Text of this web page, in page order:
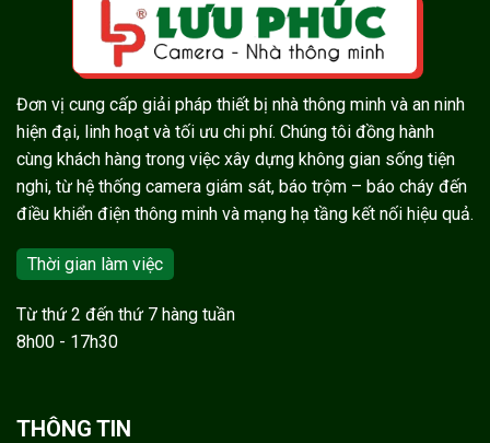
Đơn vị cung cấp giải pháp thiết bị nhà thông minh và an ninh
hiện đại, linh hoạt và tối ưu chi phí. Chúng tôi đồng hành
cùng khách hàng trong việc xây dựng không gian sống tiện
nghi, từ hệ thống camera giám sát, báo trộm – báo cháy đến
điều khiển điện thông minh và mạng hạ tầng kết nối hiệu quả.
Thời gian làm việc
Từ thứ 2 đến thứ 7 hàng tuần
8h00 - 17h30
THÔNG TIN